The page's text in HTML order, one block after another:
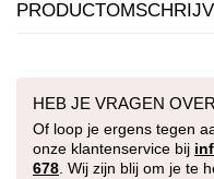
HEB JE VRAGEN
Of loop je ergens tegen
onze klantenservice bij
678. Wij zijn blij om je te